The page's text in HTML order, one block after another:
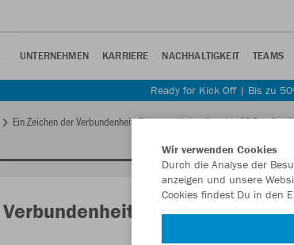
UNTERNEHMEN KARRIERE NACHHALTIGKEIT TEAMS
Ready for Kick Off | Bis zu
Ein Zeichen der Verbundenheit: Das neue Heimtrikot des SC Preußen
Das neue
Wir verwenden Cookies
Durch die Analyse der
anzeigen und unsere
Cookies findest Du in den